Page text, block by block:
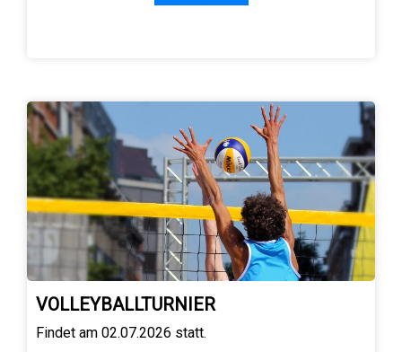
VOLLEYBALLTURNIER
Findet am 02.07.2026 statt.